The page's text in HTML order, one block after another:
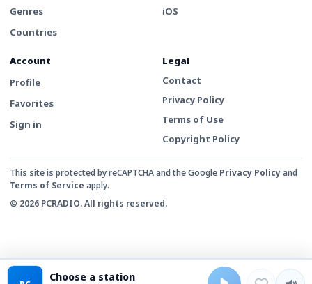
Genres
Countries
iOS
Account
Profile
Favorites
Sign in
Legal
Contact
Privacy Policy
Terms of Use
Copyright Policy
This site is protected by reCAPTCHA and the Google Privacy Policyand
Terms of Service apply.
© 2026 PCRADIO. All rights reserved.
Choose a station